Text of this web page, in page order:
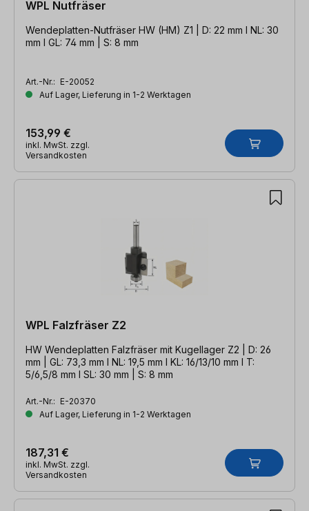
WPL Nutfräser
Wendeplatten-Nutfräser HW (HM) Z1 | D: 22 mm l NL: 30
mm l GL: 74 mm | S: 8 mm
Art.-Nr.: E-20052
Auf Lager, Lieferung in 1-2 Werktagen
153,99 €
inkl. MwSt. zzgl.
Versandkosten
WPL Falzfräser Z2
HW Wendeplatten Falzfräser mit Kugellager Z2 | D: 26
mm | GL: 73,3 mm l NL: 19,5 mm l KL: 16/13/10 mm l T:
5/6,5/8 mm l SL: 30 mm | S: 8 mm
Art.-Nr.: E-20370
Auf Lager, Lieferung in 1-2 Werktagen
187,31 €
inkl. MwSt. zzgl.
Versandkosten